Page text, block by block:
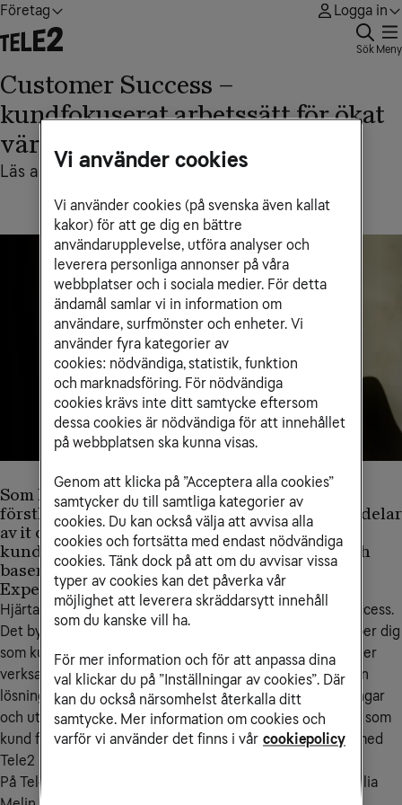
Företag Logga in
Sök Meny
Customer Success –
kundfokuserat arbetssätt för ökat
värde
Läs artikeln nedan
Som kund hos Tele2 Företag får du tillgång till
förstklassiga tjänster och produkter inom alla delar
av it och telekom. Du får dessutom en
kundsamarbetsmodell som är väl beprövad och
baserad på bland annat Cisco Customer
Experience.
Hjärtat i Cisco Customer Experience heter Customer Success.
Det bygger på ett arbetssätt där vi i nära samarbete hjälper dig
som kund att målsätta, följa upp och uppnå den affärs- eller
verksamhetsnytta som din verksamhet önskar få ut av den
lösning ni investerat i. Vår ambition är att skapa förbättringar
och utveckling för ditt företag, samt att säkerställa att du som
kund får den bästa möjliga upplevelsen i ditt samarbete med
Tele2 Företag.
På Tele2 Företag arbetar Customer Success Managers Julia
Vi använder cookies
Vi använder cookies (på svenska även kallat
kakor) för att ge dig en bättre
användarupplevelse, utföra analyser och
leverera personliga annonser på våra
webbplatser och i sociala medier. För detta
ändamål samlar vi in information om
användare, surfmönster och enheter. Vi
använder fyra kategorier av
cookies: nödvändiga, statistik, funktion
och marknadsföring. För nödvändiga
cookies krävs inte ditt samtycke eftersom
dessa cookies är nödvändiga för att innehållet
på webbplatsen ska kunna visas.
Genom att klicka på ”Acceptera alla cookies”
samtycker du till samtliga kategorier av
cookies. Du kan också välja att avvisa alla
cookies och fortsätta med endast nödvändiga
cookies. Tänk dock på att om du avvisar vissa
typer av cookies kan det påverka vår
möjlighet att leverera skräddarsytt innehåll
som du kanske vill ha.
För mer information och för att anpassa dina
val klickar du på ”Inställningar av cookies”. Där
kan du också närsomhelst återkalla ditt
samtycke. Mer information om cookies och
varför vi använder det finns i vår cookiepolicy